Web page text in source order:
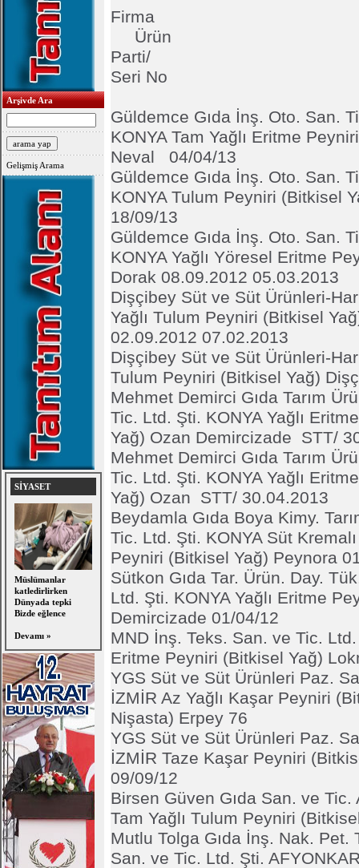
Arşivde Ara
Gelişmiş Arama
SİYASET
Müslümanlar
katledirlirken
Dünyada tepki
Bizde eğlence
Devamı »
Ürün
Parti/
Seri No
Güldemce Gıda İnş. Oto. San.
KONYA Tam Yağlı Eritme
Neval 04/04/13
Güldemce Gıda İnş. Oto. San.
KONYA Tulum Peyniri (Bitkisel
18/09/13
Güldemce Gıda İnş. Oto. San.
KONYA Yağlı Yöresel Eritme
Dorak 08.09.2012 05.03.2013
Dişçibey Süt ve Süt Ürünleri-
Yağlı Tulum Peyniri (Bitkisel
02.09.2012 07.02.2013
Dişçibey Süt ve Süt Ürünleri-
Tulum Peyniri (Bitkisel Yağ)
Mehmet Demirci Gıda Tarım
Tic. Ltd. Şti. KONYA Yağlı
Yağ) Ozan Demircizade STT/
Mehmet Demirci Gıda Tarım
Tic. Ltd. Şti. KONYA Yağlı
Yağ) Ozan STT/ 30.04.2013
Beydamla Gıda Boya Kimy.
Tic. Ltd. Şti. KONYA Süt
Peyniri (Bitkisel Yağ) Peynora
Sütkon Gıda Tar. Ürün. Day.
Ltd. Şti. KONYA Yağlı Eritme
Demircizade 01/04/12
MND İnş. Teks. San. ve Tic.
Eritme Peyniri (Bitkisel Yağ)
YGS Süt ve Süt Ürünleri Paz.
İZMİR Az Yağlı Kaşar Peyniri
Nişasta) Erpey 76
YGS Süt ve Süt Ürünleri Paz.
İZMİR Taze Kaşar Peyniri
09/09/12
Birsen Güven Gıda San. ve Tic.
Tam Yağlı Tulum Peyniri
Mutlu Tolga Gıda İnş. Nak. Pet.
San. ve Tic. Ltd. Şti.